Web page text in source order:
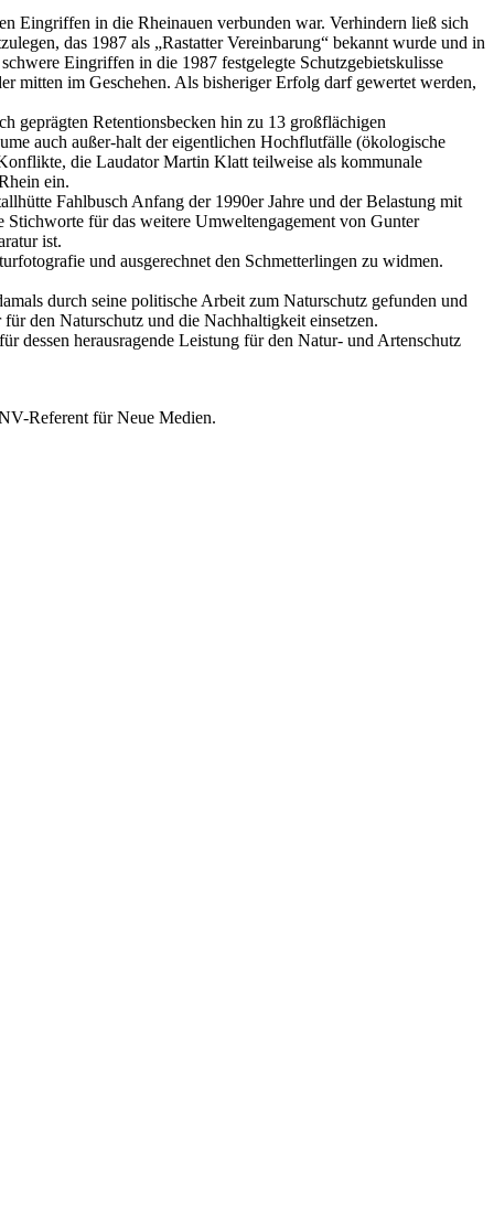
Eingriffen in die Rheinauen verbunden war. Verhindern ließ sich
das 1987 als „Rastatter Vereinbarung“ bekannt wurde und in
Eingriffen in die 1987 festgelegte Schutzgebietskulisse
mitten im Geschehen. Als bisheriger Erfolg darf gewertet werden,
geprägten Retentionsbecken hin zu 13 großflächigen
auch außer-halt der eigentlichen Hochflutfälle (ökologische
die Laudator Martin Klatt teilweise als kommunale
ein.
Fahlbusch Anfang der 1990er Jahre und der Belastung mit
für das weitere Umweltengagement von Gunter
ist.
und ausgerechnet den Schmetterlingen zu widmen.
durch seine politische Arbeit zum Naturschutz gefunden und
den Naturschutz und die Nachhaltigkeit einsetzen.
herausragende Leistung für den Natur- und Artenschutz
Referent für Neue Medien.